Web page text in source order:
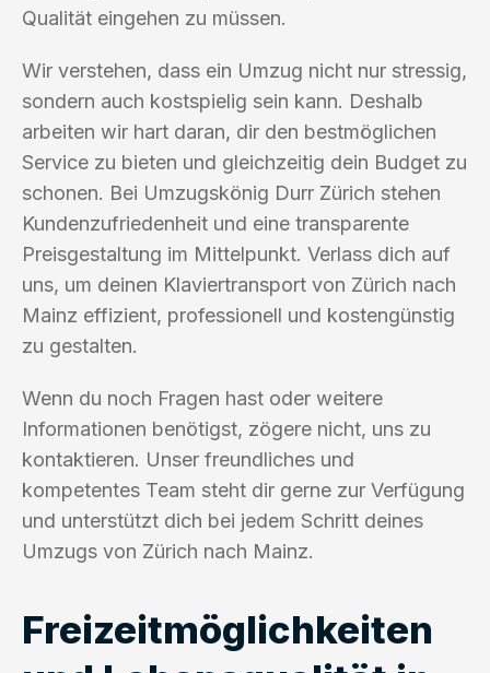
Qualität eingehen zu müssen.
Wir verstehen, dass ein Umzug nicht nur stressig,
sondern auch kostspielig sein kann. Deshalb
arbeiten wir hart daran, dir den bestmöglichen
Service zu bieten und gleichzeitig dein Budget zu
schonen. Bei Umzugskönig Durr Zürich stehen
Kundenzufriedenheit und eine transparente
Preisgestaltung im Mittelpunkt. Verlass dich auf
uns, um deinen Klaviertransport von Zürich nach
Mainz effizient, professionell und kostengünstig
zu gestalten.
Wenn du noch Fragen hast oder weitere
Informationen benötigst, zögere nicht, uns zu
kontaktieren. Unser freundliches und
kompetentes Team steht dir gerne zur Verfügung
und unterstützt dich bei jedem Schritt deines
Umzugs von Zürich nach Mainz.
Freizeitmöglichkeiten